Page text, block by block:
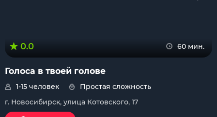
0.0 60 мин.
Голоса в твоей голове
1-15 человек
Простая сложность
г. Новосибирск, улица Котовского, 17